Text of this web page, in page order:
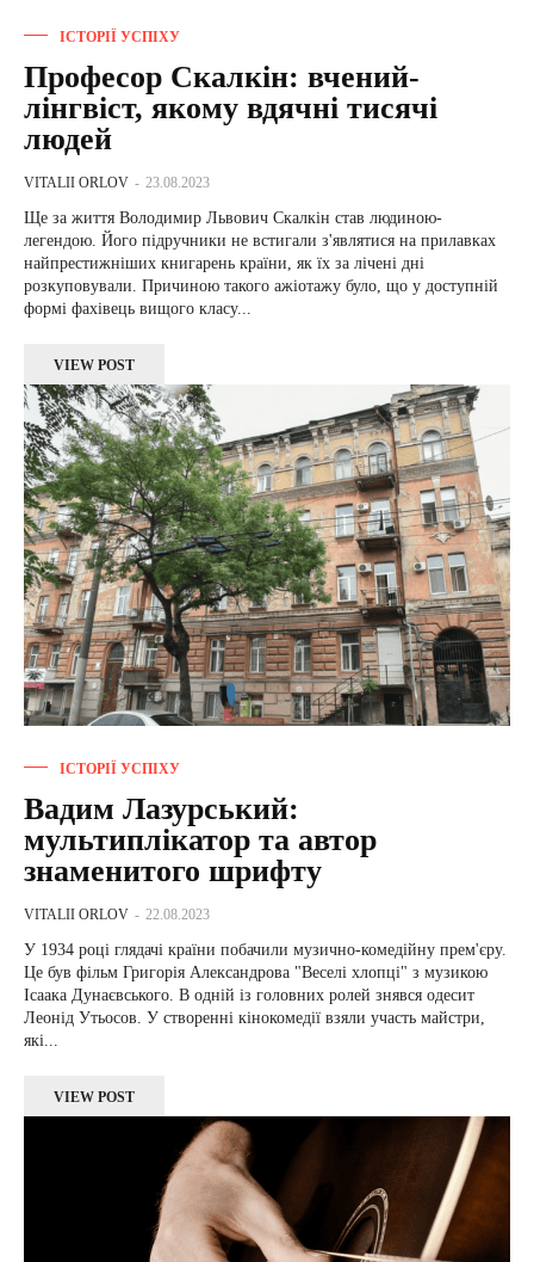
ІСТОРІЇ УСПІХУ
Професор Скалкін: вчений-
лінгвіст, якому вдячні тисячі
людей
VITALII ORLOV - 23.08.2023
Ще за життя Володимир Львович Скалкін став людиною-
легендою. Його підручники не встигали з'являтися на прилавках
найпрестижніших книгарень країни, як їх за лічені дні
розкуповували. Причиною такого ажіотажу було, що у доступній
формі фахівець вищого класу...
VIEW POST
ІСТОРІЇ УСПІХУ
Вадим Лазурський:
мультиплікатор та автор
знаменитого шрифту
VITALII ORLOV - 22.08.2023
У 1934 році глядачі країни побачили музично-комедійну прем'єру.
Це був фільм Григорія Александрова "Веселі хлопці" з музикою
Ісаака Дунаєвського. В одній із головних ролей знявся одесит
Леонід Утьосов. У створенні кінокомедії взяли участь майстри,
які...
VIEW POST